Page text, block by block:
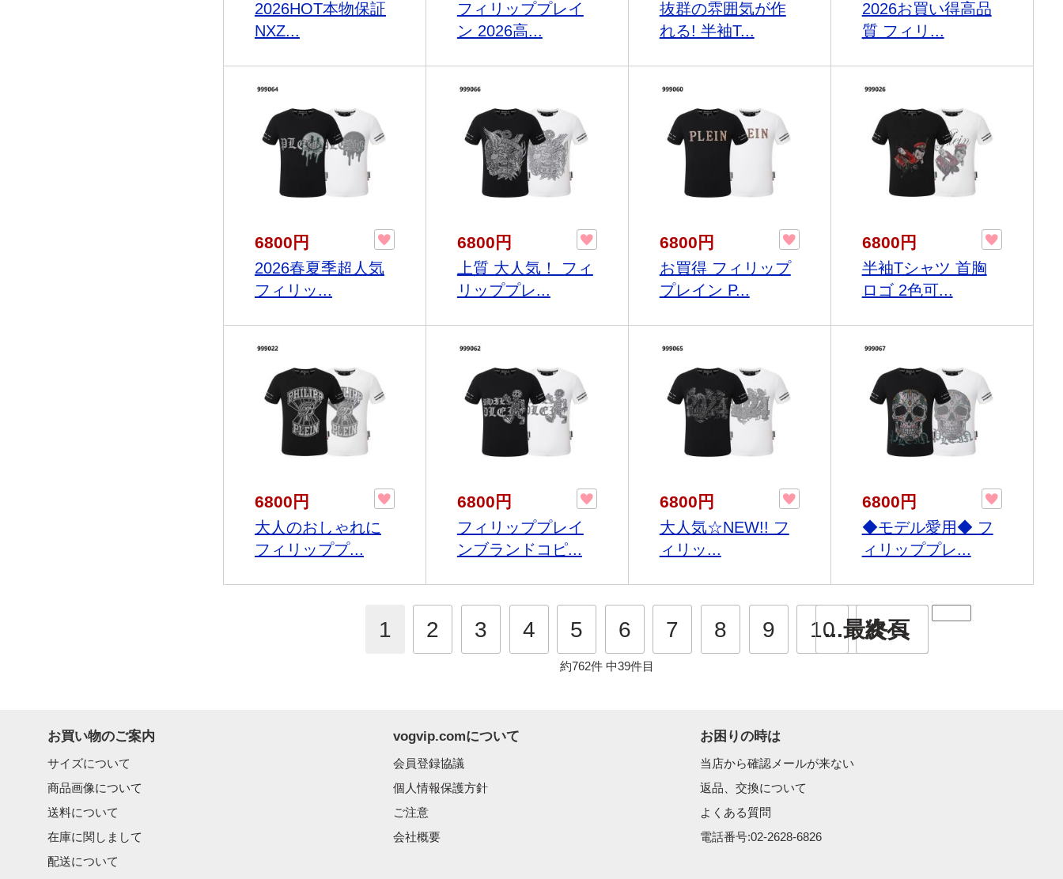
2026HOT本物保証
NXZ...
フィリッププレイ
ン 2026高...
抜群の雰囲気が作
れる! 半袖T...
2026お買い得高品
質 フィリ...
6800円
2026春夏季超人気
フィリッ...
6800円
上質 大人気！ フィ
リッププレ...
6800円
お買得 フィリップ
プレイン P...
6800円
半袖Tシャツ 首胸
ロゴ 2色可...
6800円
大人のおしゃれに
フィリッププ...
6800円
フィリッププレイ
ンブランドコピ...
6800円
大人気☆NEW!! フ
ィリッ...
6800円
◆モデル愛用◆ フ
ィリッププレ...
次へ
...最終頁
1 2 3 4 5 6 7 8 9 10
約762件 中39件目
お買い物のご案内
サイズについて
商品画像について
送料について
在庫に関しまして
配送について
vogvip.comについて
会員登録協議
個人情報保護方針
ご注意
会社概要
お困りの時は
当店から確認メールが来ない
返品、交換について
よくある質問
電話番号:02-2628-6826